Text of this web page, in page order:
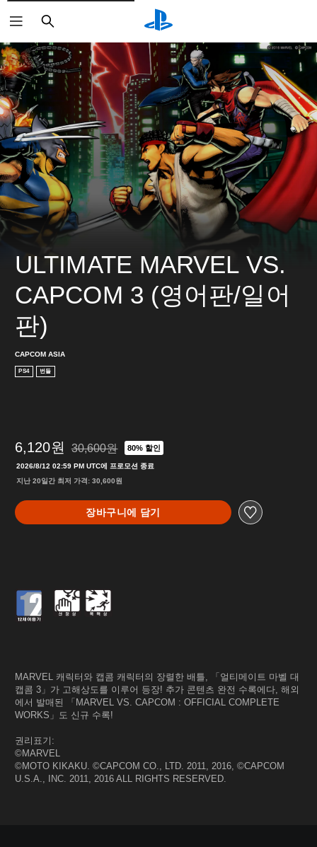
검
색
ULTIMATE MARVEL VS.
CAPCOM 3 (영어판/일어
판)
CAPCOM ASIA
PS4 번들
6,120원 30,600원의 원래 가격에서 할인됨
30,600원 80% 할인
2026/8/12 02:59 PM UTC에 프로모션 종료
지난 20일간 최저 가격: 30,600원
장바구니에 담기
MARVEL 캐릭터와 캡콤 캐릭터의 장렬한 배틀, 「얼티메이트 마벨 대
캡콤 3」가 고해상도를 이루어 등장! 추가 콘텐츠 완전 수록에다, 해외
에서 발매된 「MARVEL VS. CAPCOM : OFFICIAL COMPLETE
WORKS」도 신규 수록!
권리표기:
©MARVEL
©MOTO KIKAKU. ©CAPCOM CO., LTD. 2011, 2016, ©CAPCOM
U.S.A., INC. 2011, 2016 ALL RIGHTS RESERVED.